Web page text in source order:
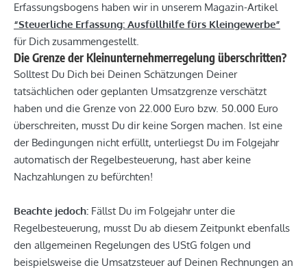
Erfassungsbogens haben wir in unserem Magazin-Artikel
“Steuerliche Erfassung: Ausfüllhilfe fürs Kleingewerbe”
für Dich zusammengestellt.
Die Grenze der Kleinunternehmerregelung überschritten?
Solltest Du Dich bei Deinen Schätzungen Deiner
tatsächlichen oder geplanten Umsatzgrenze verschätzt
haben und die Grenze von 22.000 Euro bzw. 50.000 Euro
überschreiten, musst Du dir keine Sorgen machen. Ist eine
der Bedingungen nicht erfüllt, unterliegst Du im Folgejahr
automatisch der Regelbesteuerung, hast aber keine
Nachzahlungen zu befürchten!
Beachte jedoch: Fällst Du im Folgejahr unter die
Regelbesteuerung, musst Du ab diesem Zeitpunkt ebenfalls
den allgemeinen Regelungen des UStG folgen und
beispielsweise die Umsatzsteuer auf Deinen Rechnungen an